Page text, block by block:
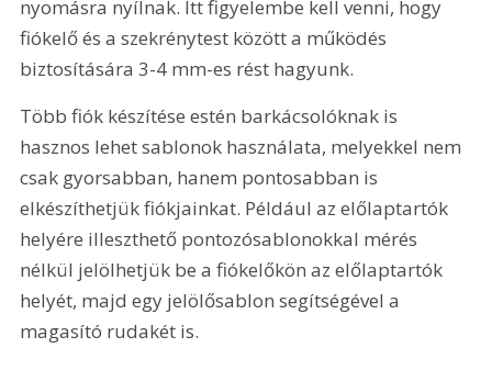
nyomásra nyílnak. Itt figyelembe kell venni, hogy
fiókelő és a szekrénytest között a működés
biztosítására 3-4 mm-es rést hagyunk.
Több fiók készítése estén barkácsolóknak is
hasznos lehet sablonok használata, melyekkel nem
csak gyorsabban, hanem pontosabban is
elkészíthetjük fiókjainkat. Például az előlaptartók
helyére illeszthető pontozósablonokkal mérés
nélkül jelölhetjük be a fiókelőkön az előlaptartók
helyét, majd egy jelölősablon segítségével a
magasító rudakét is.